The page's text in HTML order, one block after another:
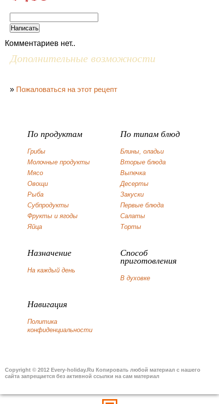
Комментариев нет..
Дополнительные возможности
» Пожаловаться на этот рецепт
По продуктам
Грибы
Молочные продукты
Мясо
Овощи
Рыба
Субпродукты
Фрукты и ягоды
Яйца
По типам блюд
Блины, оладьи
Вторые блюда
Выпечка
Десерты
Закуски
Первые блюда
Салаты
Торты
Назначение
На каждый день
Способ
приготовления
В духовке
Навигация
Политика
конфиденциальности
Copyright © 2012 Every-holiday.Ru Копировать любой материал с нашего
сайта запрещается без активной ссылки на сам материал